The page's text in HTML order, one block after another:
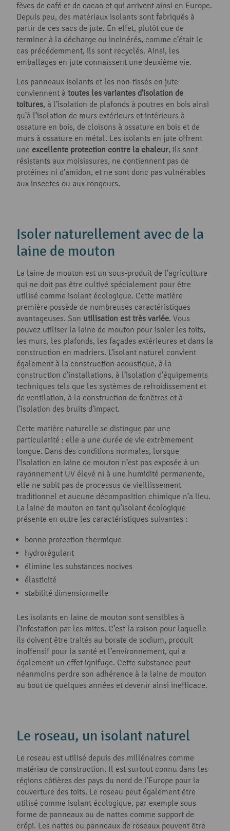
fèves de café et de cacao et qui arrivent ainsi en Europe.
Depuis peu, des matériaux isolants sont fabriqués à
partir de ces sacs de jute. En effet, plutôt que de
terminer à la décharge ou incinérés, comme c’était le
cas précédemment, ils sont recyclés. Ainsi, les
emballages en jute connaissent une deuxième vie.
Les panneaux isolants et les non-tissés en jute
conviennent à toutes les variantes d’isolation de
toitures, à l’isolation de plafonds à poutres en bois ainsi
qu’à l’isolation de murs extérieurs et intérieurs à
ossature en bois, de cloisons à ossature en bois et de
murs à ossature en métal. Les isolants en jute offrent
une excellente protection contre la chaleur, ils sont
résistants aux moisissures, ne contiennent pas de
protéines ni d’amidon, et ne sont donc pas vulnérables
aux insectes ou aux rongeurs.
Isoler naturellement avec de la
laine de mouton
La laine de mouton est un sous-produit de l’agriculture
qui ne doit pas être cultivé spécialement pour être
utilisé comme isolant écologique. Cette matière
première possède de nombreuses caractéristiques
avantageuses. Son utilisation est très variée. Vous
pouvez utiliser la laine de mouton pour isoler les toits,
les murs, les plafonds, les façades extérieures et dans la
construction en madriers. L’isolant naturel convient
également à la construction acoustique, à la
construction d’installations, à l’isolation d’équipements
techniques tels que les systèmes de refroidissement et
de ventilation, à la construction de fenêtres et à
l’isolation des bruits d’impact.
Cette matière naturelle se distingue par une
particularité : elle a une durée de vie extrêmement
longue. Dans des conditions normales, lorsque
l’isolation en laine de mouton n’est pas exposée à un
rayonnement UV élevé ni à une humidité permanente,
elle ne subit pas de processus de vieillissement
traditionnel et aucune décomposition chimique n’a lieu.
La laine de mouton en tant qu’isolant écologique
présente en outre les caractéristiques suivantes :
bonne protection thermique
hydrorégulant
élimine les substances nocives
élasticité
stabilité dimensionnelle
Les isolants en laine de mouton sont sensibles à
l’infestation par les mites. C’est la raison pour laquelle
ils doivent être traités au borate de sodium, produit
inoffensif pour la santé et l’environnement, qui a
également un effet ignifuge. Cette substance peut
néanmoins perdre son adhérence à la laine de mouton
au bout de quelques années et devenir ainsi inefficace.
Le roseau, un isolant naturel
Le roseau est utilisé depuis des millénaires comme
matériau de construction. Il est surtout connu dans les
régions côtières des pays du nord de l’Europe pour la
couverture des toits. Le roseau peut également être
utilisé comme isolant écologique, par exemple sous
forme de panneaux ou de nattes comme support de
crépi. Les nattes ou panneaux de roseaux peuvent être